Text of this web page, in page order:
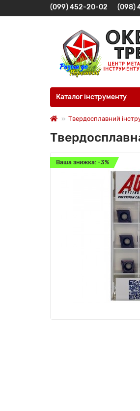
(099) 452-20-02 (098)
Каталог інструменту
Твердосплавний
Ваша знижка: -3%